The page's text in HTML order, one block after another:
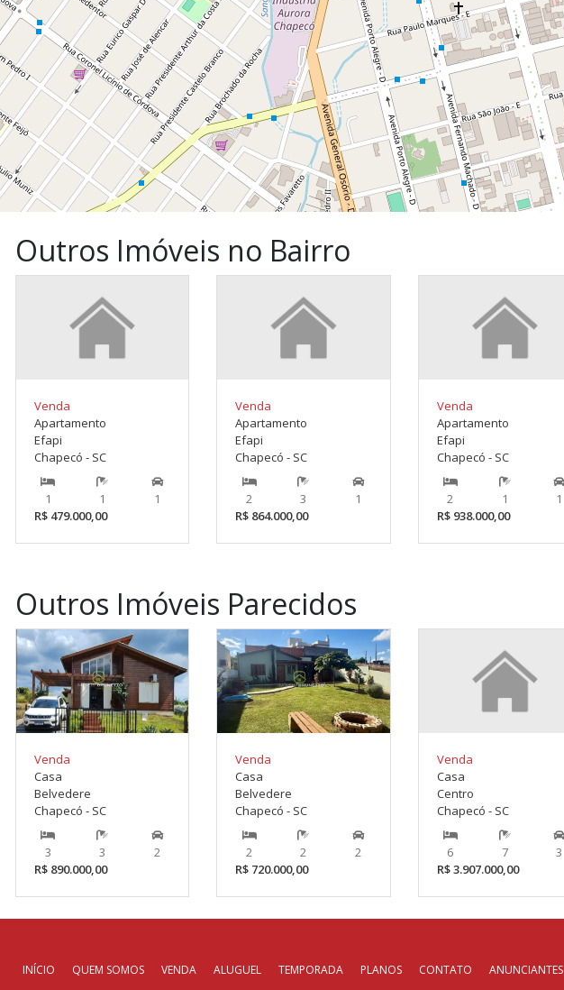
Outros Imóveis no Bairro
Venda
Apartamento
Efapi
Chapecó - SC
1 1
1
R$ 479.000,00
Venda
Apartamento
Efapi
Chapecó - SC
2 3
1
R$ 864.000,00
Venda
Apartamento
Efapi
Chapecó - SC
2 1
1
R$ 938.000,00
Outros Imóveis Parecidos
Venda
Casa
Belvedere
Chapecó - SC
3 3
2
R$ 890.000,00
Venda
Casa
Belvedere
Chapecó - SC
2 2
2
R$ 720.000,00
Venda
Casa
Centro
Chapecó - SC
6 7
3
R$ 3.907.000,00
INÍCIO QUEM SOMOS VENDA ALUGUEL TEMPORADA PLANOS CONTATO ANUNCIANTES